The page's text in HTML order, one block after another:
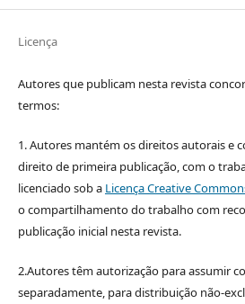
Licença
Autores que publicam nesta revista
termos:
1. Autores mantém os direitos autorais e
direito de primeira publicação, com o
licenciado sob a Licença Creative
o compartilhamento do trabalho com
publicação inicial nesta revista.
2.Autores têm autorização para assumir
separadamente, para distribuição não-